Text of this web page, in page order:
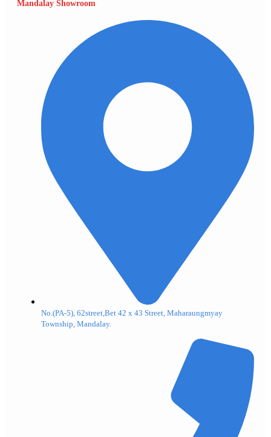
Mandalay Showroom
No.(PA-5), 62street,Bet 42 x 43 Street, Maharaungmyay
Township, Mandalay.